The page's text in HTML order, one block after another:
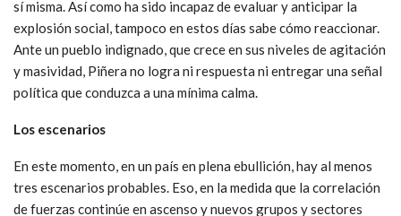
sí misma. Así como ha sido incapaz de evaluar y anticipar la
explosión social, tampoco en estos días sabe cómo reaccionar.
Ante un pueblo indignado, que crece en sus niveles de agitación
y masividad, Piñera no logra ni respuesta ni entregar una señal
política que conduzca a una mínima calma.
Los escenarios
En este momento, en un país en plena ebullición, hay al menos
tres escenarios probables. Eso, en la medida que la correlación
de fuerzas continúe en ascenso y nuevos grupos y sectores